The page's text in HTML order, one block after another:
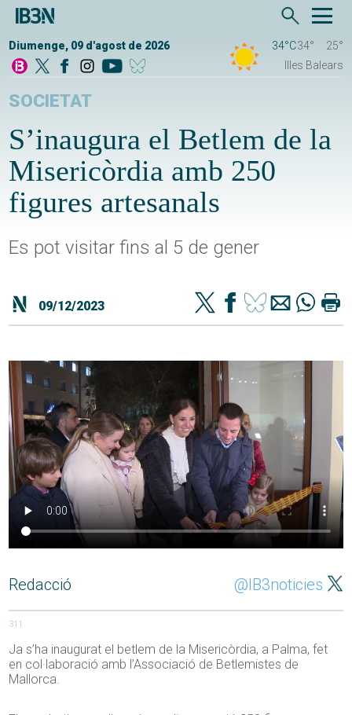
Diumenge, 09 d'agost de 2026 34°C34°
25°
Illes Balears
SOCIETAT
S’inaugura el Betlem de la
Misericòrdia amb 250
figures artesanals
Es pot visitar fins al 5 de gener
09/12/2023
Redacció @IB3noticies
311
Ja s’ha inaugurat el betlem de la Misericòrdia, a Palma, fet
en col·laboració amb l’Associació de Betlemistes de
Mallorca.